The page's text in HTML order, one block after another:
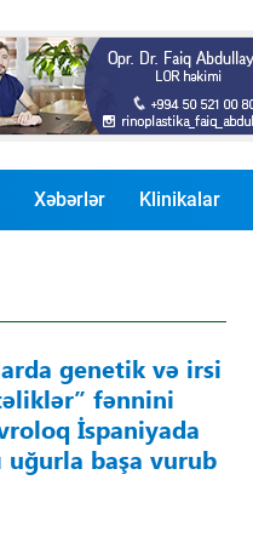
Xəbərlər Klinikalar
genetik və irsi
fənnini
İspaniyada
uğurla başa vurub